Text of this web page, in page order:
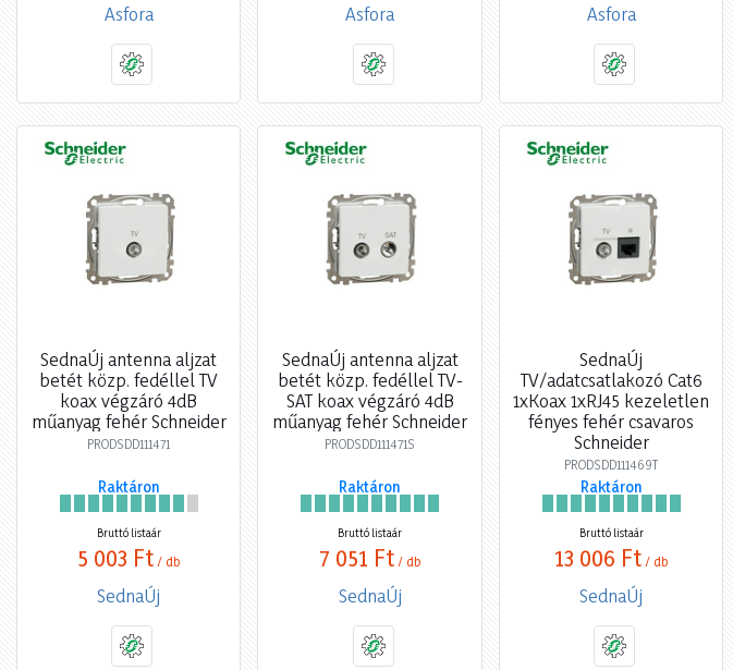
Asfora Asfora Asfora
SednaÚj antenna aljzat
betét közp. fedéllel TV
koax végzáró 4dB
műanyag fehér Schneider
PRODSDD111471
Raktáron
Bruttó listaár
5 003 Ft / db
SednaÚj
SednaÚj antenna aljzat
betét közp. fedéllel TV-
SAT koax végzáró 4dB
műanyag fehér Schneider
PRODSDD111471S
Raktáron
Bruttó listaár
7 051 Ft / db
SednaÚj
SednaÚj
TV/adatcsatlakozó Cat6
1xKoax 1xRJ45 kezeletlen
fényes fehér csavaros
Schneider
PRODSDD111469T
Raktáron
Bruttó listaár
13 006 Ft / db
SednaÚj